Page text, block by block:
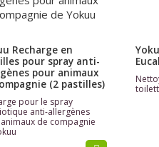
Recharge en
pour spray anti-
pour animaux
(2 pastilles)
pour le spray
anti-allergènes
de compagnie